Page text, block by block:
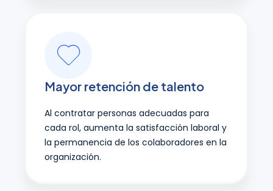
Mayor retención de talento
Al contratar personas adecuadas para
cada rol, aumenta la satisfacción laboral y
la permanencia de los colaboradores en la
organización.